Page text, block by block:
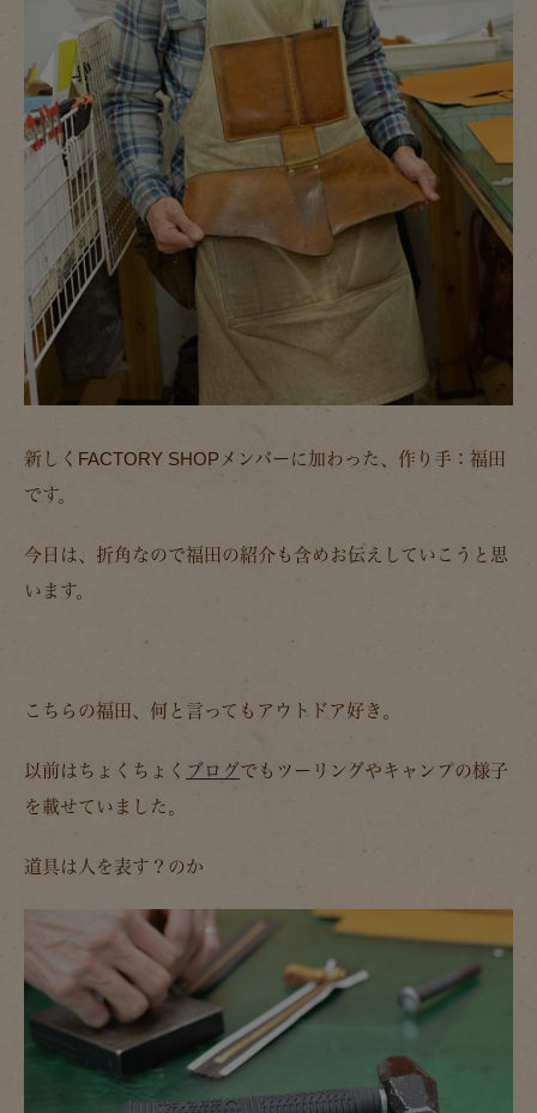
新しくFACTORY SHOPメンバーに加わった、作り手：福田
です。
今日は、折角なので福田の紹介も含めお伝えしていこうと思
います。
こちらの福田、何と言ってもアウトドア好き。
以前はちょくちょく ブログでもツーリングやキャンプの様子
を載せていました。
道具は人を表す？のか